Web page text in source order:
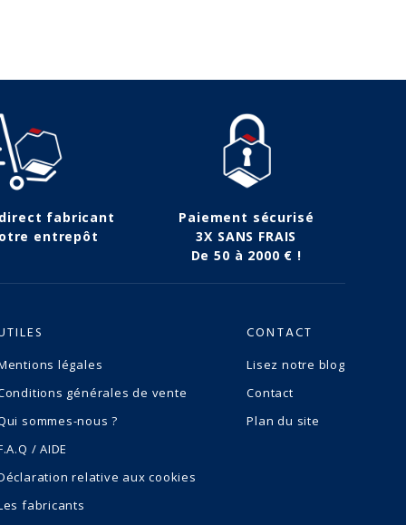
fabricant
entrepôt
Paiement sécurisé
3X SANS FRAIS
De 50 à 2000 € !
légales
générales de vente
sommes-nous ?
/ AIDE
relative aux cookies
fabricants
CONTACT
Lisez notre blog
Contact
Plan du site